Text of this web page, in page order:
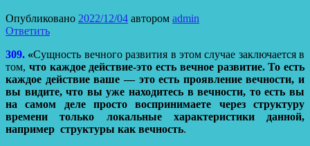
Опубликовано 2022/12/04 автором admin
Ответить
309. «Сущность вечного развития в этом случае заключается в
том, что каждое действие-это есть вечное развитие. То есть
каждое действие ваше — это есть проявление вечности, и
вы видите, что вы уже находитесь в вечности, то есть вы
на самом деле просто воспринимаете через структуру
времени только локальные характеристики данной,
например структуры как вечность.